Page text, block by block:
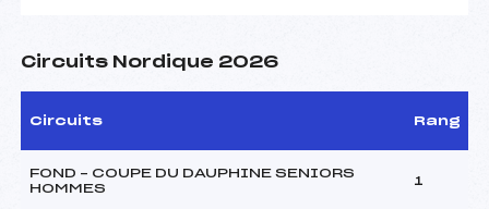
Circuits Nordique 2026
Circuits Rang
FOND – COUPE DU DAUPHINE SENIORS
HOMMES
1